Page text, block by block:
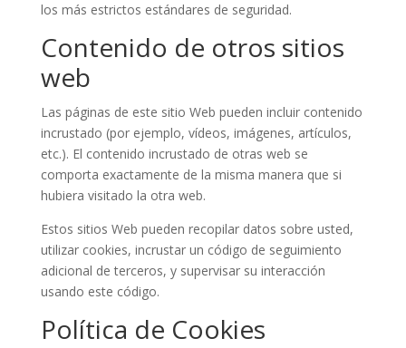
los más estrictos estándares de seguridad.
Contenido de otros sitios
web
Las páginas de este sitio Web pueden incluir contenido
incrustado (por ejemplo, vídeos, imágenes, artículos,
etc.). El contenido incrustado de otras web se
comporta exactamente de la misma manera que si
hubiera visitado la otra web.
Estos sitios Web pueden recopilar datos sobre usted,
utilizar cookies, incrustar un código de seguimiento
adicional de terceros, y supervisar su interacción
usando este código.
Política de Cookies